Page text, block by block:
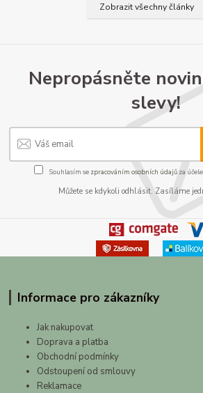
Zobrazit všechny články
Nepropásněte
slevy!
Souhlasím se zpracováním osobních údajůza
Můžete se kdykoli odhlásit. Zasíláme
Informace pro zákazníky
Jak nakupovat
Doprava a platba
Obchodní podmínky
Odstoupení od smlouvy
Reklamace